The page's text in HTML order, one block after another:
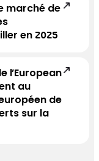
marché de
en 2025
l’European
au
de
sur la